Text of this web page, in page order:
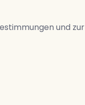
und zur